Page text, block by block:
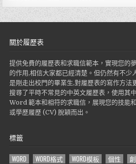
關於履歷表
提供免費的履歷表和求職信範本，實現您的
的作用,相信大家都已經清楚。但仍然有不少
是剛走出校門的畢業生,對履歷表的寫作方法
搜尋了平時不常見的中英文履歷表，使用其
Word 範本和相符的求職信，展現您的技能
或學歷履歷 (CV) 脫穎而出。
標籤
WORD WORD格式 WORD模板 個性